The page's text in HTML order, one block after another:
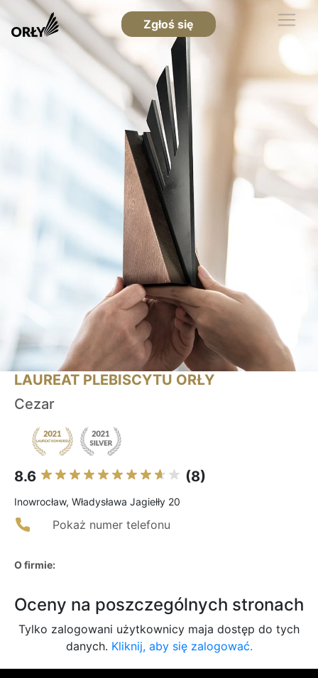
Zgłoś się
LAUREAT PLEBISCYTU ORŁY
Cezar
8.6 (8)
Inowrocław, Władysława Jagiełły 20
Pokaż numer telefonu
O firmie:
Oceny na poszczególnych stronach
Tylko zalogowani użytkownicy maja dostęp do tych
danych. Kliknij, aby się zalogować.